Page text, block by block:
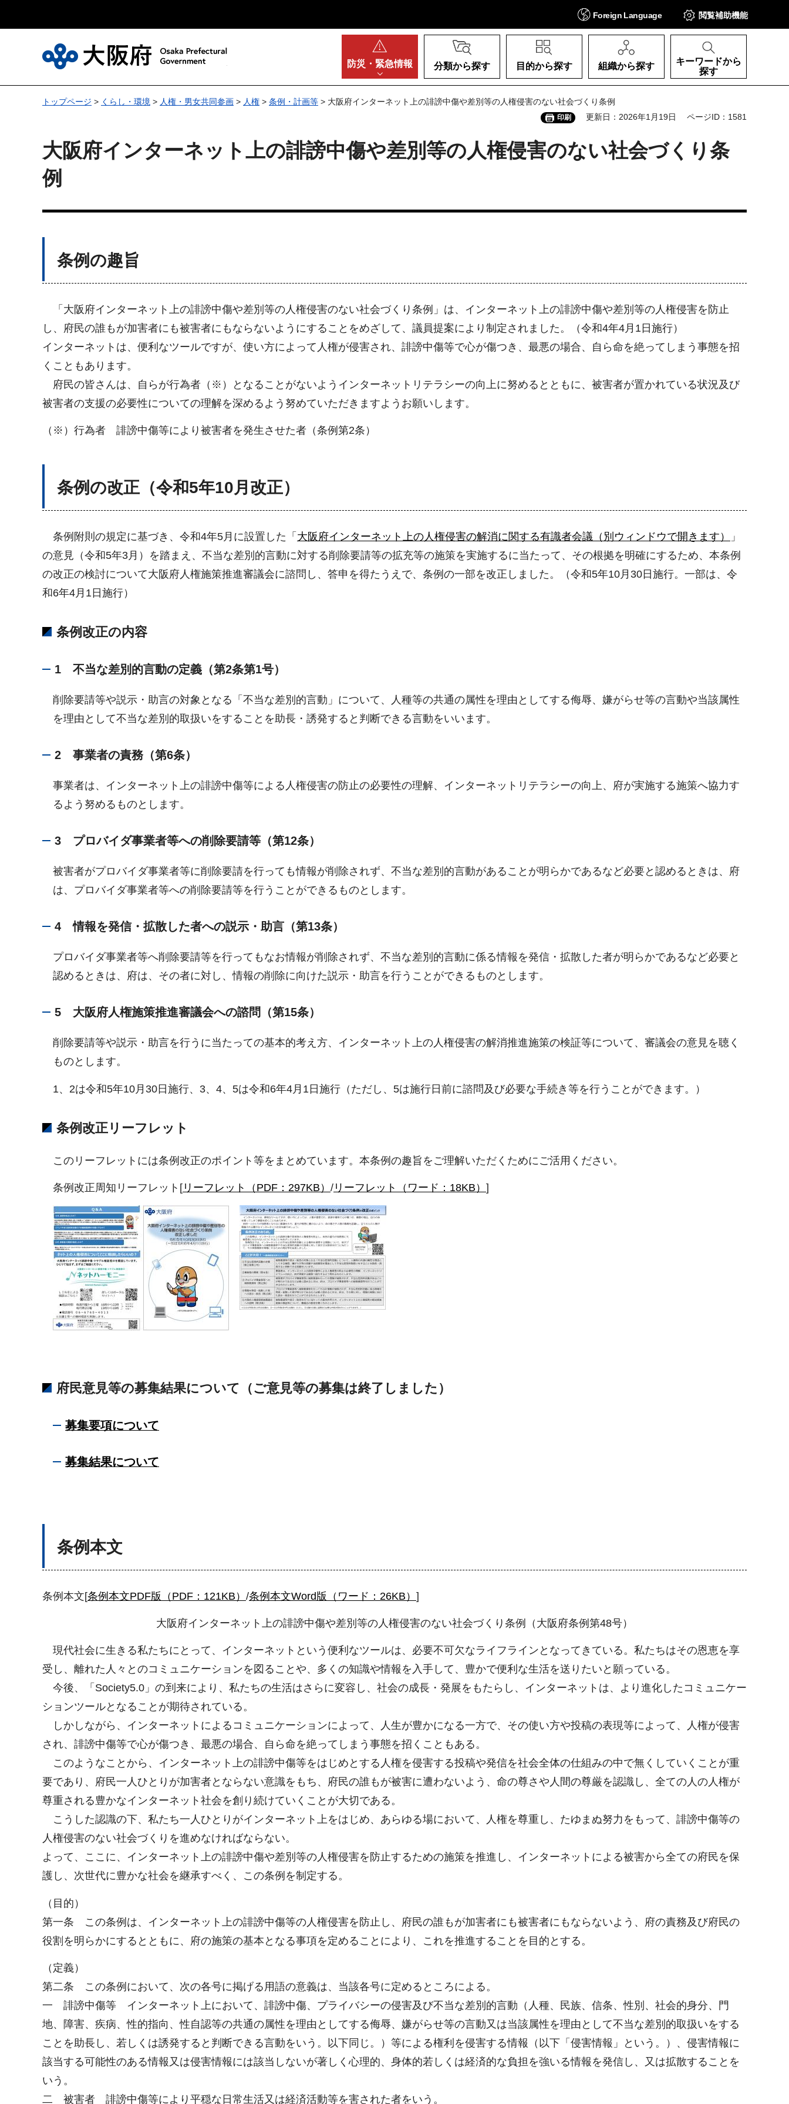
Foreign Language 閲覧補助機能
防災・ 緊急情報 分類から探す 目的から探す 組織から探す
キーワードから
探す
トップページ > くらし・環境 > 人権・男女共同参画 > 人権 > 条例・計画等 > 大阪府インターネット上の誹謗中傷や差別等の人権侵害のない社会づくり条例
印刷 更新日：2026年1月19日 ページID：1581
大阪府インターネット上の誹謗中傷や差別等の人権侵害のない社会づくり条
例
条例の趣旨
「大阪府インターネット上の誹謗中傷や差別等の人権侵害のない社会づくり条例」は、インターネット上の誹謗中傷や差別等の人権侵害を防止
し、府民の誰もが加害者にも被害者にもならないようにすることをめざして、議員提案により制定されました。（令和4年4月1日施行）
インターネットは、便利なツールですが、使い方によって人権が侵害され、誹謗中傷等で心が傷つき、最悪の場合、自ら命を絶ってしまう事態を招
くこともあります。
府民の皆さんは、自らが行為者（※）となることがないようインターネットリテラシーの向上に努めるとともに、被害者が置かれている状況及び
被害者の支援の必要性についての理解を深めるよう努めていただきますようお願いします。
（※）行為者 誹謗中傷等により被害者を発生させた者（条例第2条）
条例の改正（令和5年10月改正）
条例附則の規定に基づき、令和4年5月に設置した「 大阪府インターネット上の人権侵害の解消に関する有識者会議（別ウィンドウで開きます）
」
の意見（令和5年3月）を踏まえ、不当な差別的言動に対する削除要請等の拡充等の施策を実施するに当たって、その根拠を明確にするため、本条例
の改正の検討について大阪府人権施策推進審議会に諮問し、答申を得たうえで、条例の一部を改正しました。（令和5年10月30日施行。一部は、令
和6年4月1日施行）
条例改正の内容
1 不当な差別的言動の定義（第2条第1号）
削除要請等や説示・助言の対象となる「不当な差別的言動」について、人種等の共通の属性を理由としてする侮辱、嫌がらせ等の言動や当該属性
を理由として不当な差別的取扱いをすることを助長・誘発すると判断できる言動をいいます。
2 事業者の責務（第6条）
事業者は、インターネット上の誹謗中傷等による人権侵害の防止の必要性の理解、インターネットリテラシーの向上、府が実施する施策へ協力す
るよう努めるものとします。
3 プロバイダ事業者等への削除要請等（第12条）
被害者がプロバイダ事業者等に削除要請を行っても情報が削除されず、不当な差別的言動があることが明らかであるなど必要と認めるときは、府
は、プロバイダ事業者等への削除要請等を行うことができるものとします。
4 情報を発信・拡散した者への説示・助言（第13条）
プロバイダ事業者等へ削除要請等を行ってもなお情報が削除されず、不当な差別的言動に係る情報を発信・拡散した者が明らかであるなど必要と
認めるときは、府は、その者に対し、情報の削除に向けた説示・助言を行うことができるものとします。
5 大阪府人権施策推進審議会への諮問（第15条）
削除要請等や説示・助言を行うに当たっての基本的考え方、インターネット上の人権侵害の解消推進施策の検証等について、審議会の意見を聴く
ものとします。
1、2は令和5年10月30日施行、3、4、5は令和6年4月1日施行（ただし、5は施行日前に諮問及び必要な手続き等を行うことができます。）
条例改正リーフレット
このリーフレットには条例改正のポイント等をまとめています。本条例の趣旨をご理解いただくためにご活用ください。
条例改正周知リーフレット[ リーフレット（PDF：297KB） / リーフレット（ワード：18KB） ]
府民意見等の募集結果について（ご意見等の募集は終了しました）
募集要項について
募集結果について
条例本文
条例本文[条例本文PDF版（PDF：121KB） /条例本文Word版（ワード：26KB） ]
大阪府インターネット上の誹謗中傷や差別等の人権侵害のない社会づくり条例（大阪府条例第48号）
現代社会に生きる私たちにとって、インターネットという便利なツールは、必要不可欠なライフラインとなってきている。私たちはその恩恵を享
受し、離れた人々とのコミュニケーションを図ることや、多くの知識や情報を入手して、豊かで便利な生活を送りたいと願っている。
今後、「Society5.0」の到来により、私たちの生活はさらに変容し、社会の成長・発展をもたらし、インターネットは、より進化したコミュニケー
ションツールとなることが期待されている。
しかしながら、インターネットによるコミュニケーションによって、人生が豊かになる一方で、その使い方や投稿の表現等によって、人権が侵害
され、誹謗中傷等で心が傷つき、最悪の場合、自ら命を絶ってしまう事態を招くこともある。
このようなことから、インターネット上の誹謗中傷等をはじめとする人権を侵害する投稿や発信を社会全体の仕組みの中で無くしていくことが重
要であり、府民一人ひとりが加害者とならない意識をもち、府民の誰もが被害に遭わないよう、命の尊さや人間の尊厳を認識し、全ての人の人権が
尊重される豊かなインターネット社会を創り続けていくことが大切である。
こうした認識の下、私たち一人ひとりがインターネット上をはじめ、あらゆる場において、人権を尊重し、たゆまぬ努力をもって、誹謗中傷等の
人権侵害のない社会づくりを進めなければならない。
よって、ここに、インターネット上の誹謗中傷や差別等の人権侵害を防止するための施策を推進し、インターネットによる被害から全ての府民を保
護し、次世代に豊かな社会を継承すべく、この条例を制定する。
（目的）
第一条 この条例は、インターネット上の誹謗中傷等の人権侵害を防止し、府民の誰もが加害者にも被害者にもならないよう、府の責務及び府民の
役割を明らかにするとともに、府の施策の基本となる事項を定めることにより、これを推進することを目的とする。
（定義）
第二条 この条例において、次の各号に掲げる用語の意義は、当該各号に定めるところによる。
一 誹謗中傷等 インターネット上において、誹謗中傷、プライバシーの侵害及び不当な差別的言動（人種、民族、信条、性別、社会的身分、門
地、障害、疾病、性的指向、性自認等の共通の属性を理由としてする侮辱、嫌がらせ等の言動又は当該属性を理由として不当な差別的取扱いをする
ことを助長し、若しくは誘発すると判断できる言動をいう。以下同じ。）等による権利を侵害する情報（以下「侵害情報」という。）、侵害情報に
該当する可能性のある情報又は侵害情報には該当しないが著しく心理的、身体的若しくは経済的な負担を強いる情報を発信し、又は拡散することを
いう。
二 被害者 誹謗中傷等により平穏な日常生活又は経済活動等を害された者をいう。